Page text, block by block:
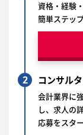
資格・経験
簡単ステッ
2 コンサル
会計業界に
し、求人の
応募をスタ